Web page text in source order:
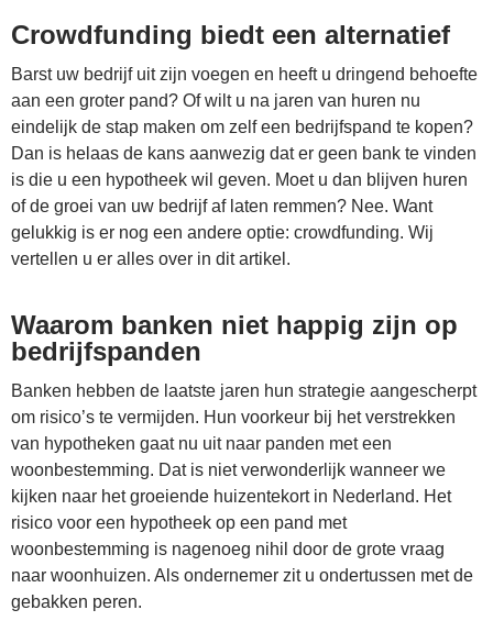
Crowdfunding biedt een alternatief
Barst uw bedrijf uit zijn voegen en heeft u dringend behoefte
aan een groter pand? Of wilt u na jaren van huren nu
eindelijk de stap maken om zelf een bedrijfspand te kopen?
Dan is helaas de kans aanwezig dat er geen bank te vinden
is die u een hypotheek wil geven. Moet u dan blijven huren
of de groei van uw bedrijf af laten remmen? Nee. Want
gelukkig is er nog een andere optie: crowdfunding. Wij
vertellen u er alles over in dit artikel.
Waarom banken niet happig zijn op
bedrijfspanden
Banken hebben de laatste jaren hun strategie aangescherpt
om risico’s te vermijden. Hun voorkeur bij het verstrekken
van hypotheken gaat nu uit naar panden met een
woonbestemming. Dat is niet verwonderlijk wanneer we
kijken naar het groeiende huizentekort in Nederland. Het
risico voor een hypotheek op een pand met
woonbestemming is nagenoeg nihil door de grote vraag
naar woonhuizen. Als ondernemer zit u ondertussen met de
gebakken peren.